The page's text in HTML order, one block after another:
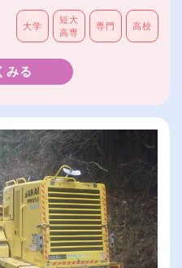
大学
短大
高専
専門 高校
みる